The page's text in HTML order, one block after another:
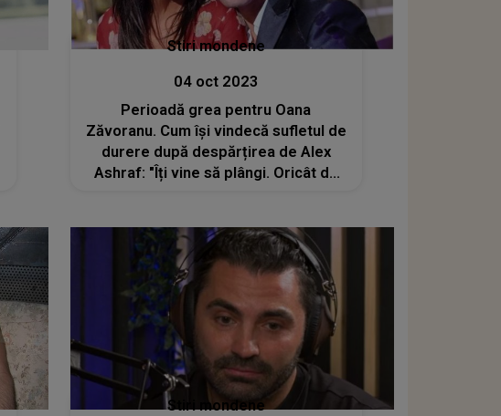
Stiri mondene
04 oct 2023
Perioadă grea pentru Oana
Zăvoranu. Cum își vindecă sufletul de
durere după despărțirea de Alex
Ashraf: "Îți vine să plângi. Oricât de
Stiri mondene